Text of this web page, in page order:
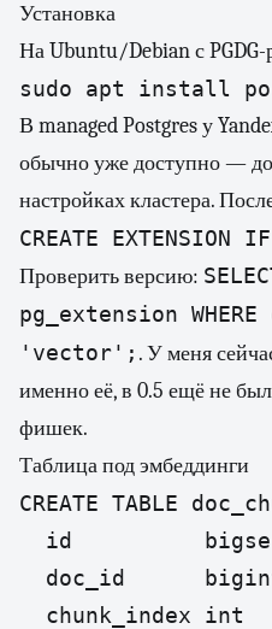
Установка
На Ubuntu/Debian с PGDG-
sudo apt install
В managed Postgres у
обычно уже доступно —
настройках кластера.
CREATE
Проверить версию:
pg_extension
'vector'; . У меня
именно её, в 0.5 ещё не
фишек.
Таблица под эмбеддинги
CREATE TABLE
id
doc_id
chunk_index int